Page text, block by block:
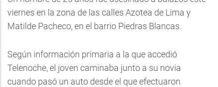
viernes en la zona de las calles Azotea de Lima y
Matilde Pacheco, en el barrio Piedras Blancas.
Según información primaria a la que accedió
Telenoche, el joven caminaba junto a su novia
cuando pasó un auto desde el que efectuaron